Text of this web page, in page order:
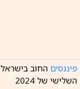
פיננסים החוב
השלישי של 2024